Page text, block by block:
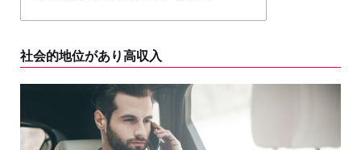
社会的地位があり高収入